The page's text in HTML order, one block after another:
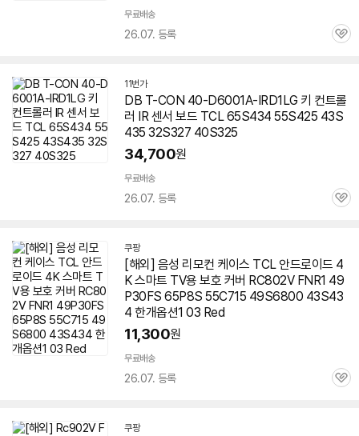
무료배송
26.07. 등록
관
11번가
DB T-CON 40-D6001A-IRD1LG 키 컨트롤
러 IR 센서 보드 TCL65S434 55S425 43S
435 32S327 40S325
34,700원
무료배송
26.07. 등록
관
쿠팡
[해외] 음성 리모컨 케이스 TCL 안드로이드 4
K 스마트 TV용 보호 커버 RC802V FNR1 49
P30FS 65P8S 55C715 49S6800 43S43
4 한개옵션1 03 Red
11,300원
무료배송
26.07. 등록
관
쿠팡